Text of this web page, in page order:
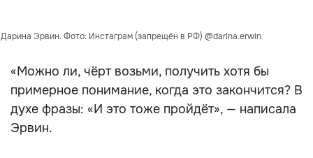
Дарина Эрвин. Фото: Инстаграм (запрещён в РФ) @darina.erwin
«Можно ли, чёрт возьми, получить хотя бы
примерное понимание, когда это закончится? В
духе фразы: «И это тоже пройдёт», — написала
Эрвин.